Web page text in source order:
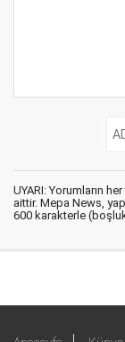
UYARI: Yorumların
aittir. Mepa News,
600 karakterle